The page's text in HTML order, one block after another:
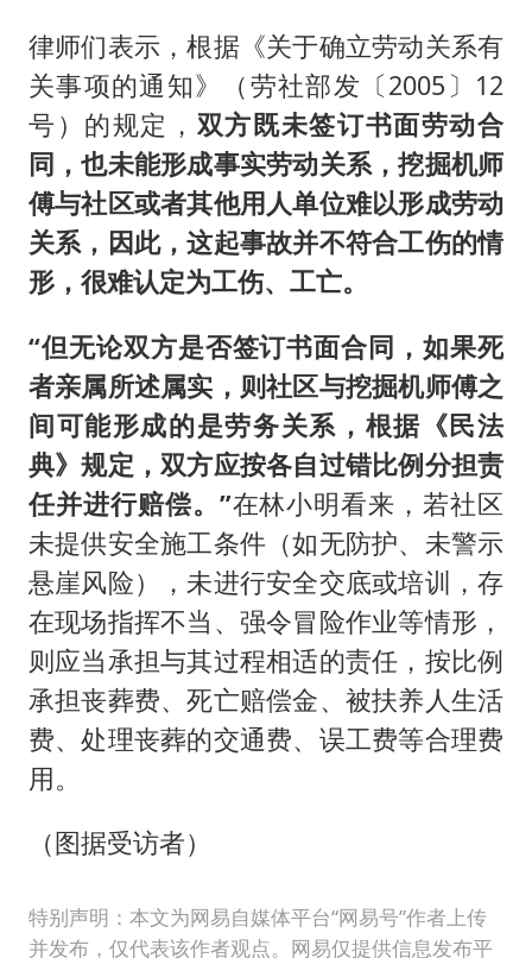
律师们表示，根据《关于确立劳动关系有
关事项的通知》（劳社部发〔2005〕12
号）的规定， 双方既未签订书面劳动合
同，也未能形成事实劳动关系，挖掘机师
傅与社区或者其他用人单位难以形成劳动
关系，因此，这起事故并不符合工伤的情
形，很难认定为工伤、工亡。
“但无论双方是否签订书面合同，如果死
者亲属所述属实，则社区与挖掘机师傅之
间可能形成的是劳务关系，根据《民法
典》规定，双方应按各自过错比例分担责
任并进行赔偿。”在林小明看来，若社区
未提供安全施工条件（如无防护、未警示
悬崖风险），未进行安全交底或培训，存
在现场指挥不当、强令冒险作业等情形，
则应当承担与其过程相适的责任，按比例
承担丧葬费、死亡赔偿金、被扶养人生活
费、处理丧葬的交通费、误工费等合理费
用。
（图据受访者）
特别声明：本文为网易自媒体平台“网易号”作者上传
并发布，仅代表该作者观点。网易仅提供信息发布平